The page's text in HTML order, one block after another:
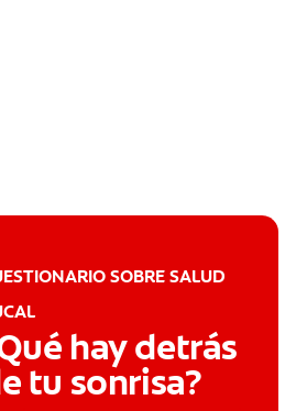
SOBRE SALUD
hay detrás
tu sonrisa?